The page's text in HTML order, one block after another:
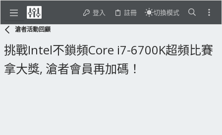
登入 註冊 切換模式
滄者活動回顧
挑戰Intel不鎖頻Core i7-6700K超頻比賽
拿大獎, 滄者會員再加碼！